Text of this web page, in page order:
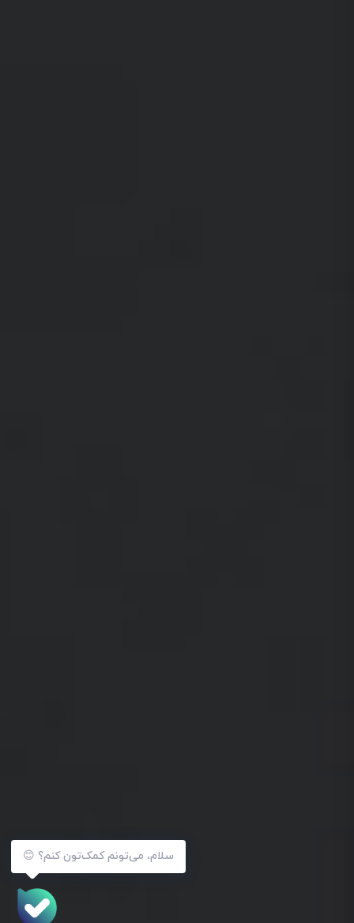
سلام، می‌تونم کمک‌تون کنم؟ 😊